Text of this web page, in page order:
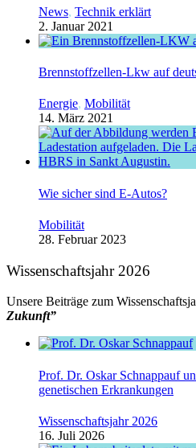
News, Technik erklärt
2. Januar 2021
Brennstoffzellen-Lkw auf
Energie, Mobilität
14. März 2021
Wie sicher sind E-Autos?
Mobilität
28. Februar 2023
Wissenschaftsjahr 2026
Unsere Beiträge zum
Zukunft”
Prof. Dr. Oskar Schnappauf
genetischen Erkrankungen
Wissenschaftsjahr 2026
16. Juli 2026